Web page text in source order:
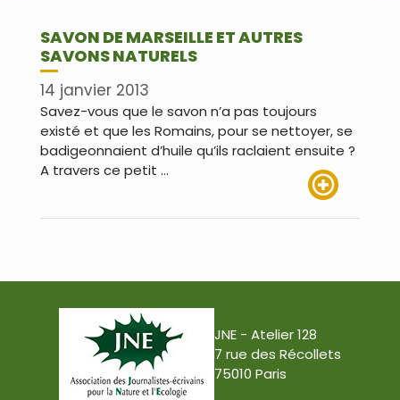
SAVON DE MARSEILLE ET AUTRES
SAVONS NATURELS
14 janvier 2013
Savez-vous que le savon n’a pas toujours
existé et que les Romains, pour se nettoyer, se
badigeonnaient d’huile qu’ils raclaient ensuite ?
A travers ce petit …
JNE - Atelier 128
7 rue des Récollets
75010 Paris